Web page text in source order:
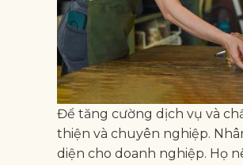
Để tăng cường dịch vụ và
thiện và chuyên nghiệp.
diện cho doanh nghiệp. Họ